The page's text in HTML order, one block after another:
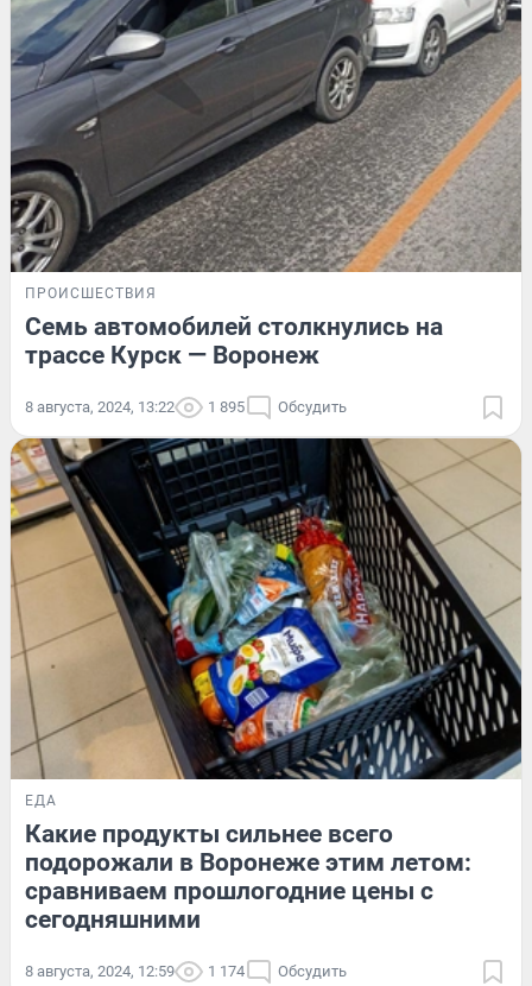
ПРОИСШЕСТВИЯ
Семь автомобилей столкнулись на
трассе Курск — Воронеж
8 августа, 2024, 13:22 1 895 Обсудить
ЕДА
Какие продукты сильнее всего
подорожали в Воронеже этим летом:
сравниваем прошлогодние цены с
сегодняшними
8 августа, 2024, 12:59 1 174 Обсудить